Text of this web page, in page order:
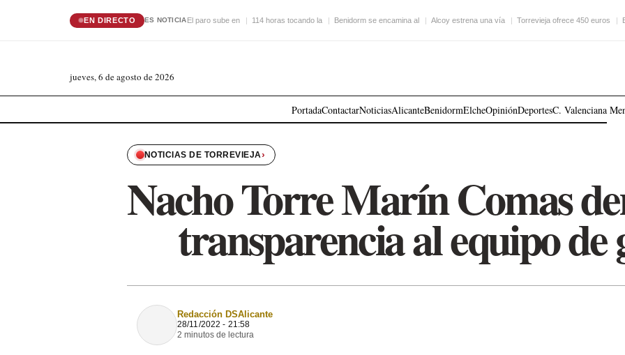
EN DIRECTO ES NOTICIAEl paro sube en 114 horas tocando la Benidorm se encamina al Alcoy estrena una vía Torrevieja ofrece 450 euros
jueves, 6 de agosto de 2026
PortadaContactarNoticiasAlicanteBenidormElcheOpiniónDeportesC. Valenciana
NOTICIAS DE TORREVIEJA›
Nacho Torre Marín Comas
transparencia al equipo de
Redacción DSAlicante
28/11/2022 - 21:58
2 minutos de lectura